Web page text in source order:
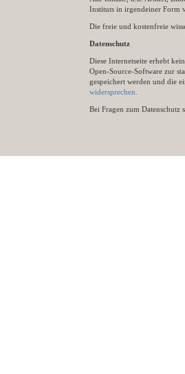
Instituts in irgendeiner Form
Die freie und kostenfreie
Datenschutz
Diese Internetseite erhebt
Open-Source-Software zur
gespeichert werden und die
widersprechen
Bei Fragen zum